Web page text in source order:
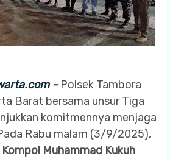
– Polsek Tambora
Barat bersama unsur Tiga
komitmennya menjaga
Rabu malam (3/9/2025),
Kompol Muhammad Kukuh